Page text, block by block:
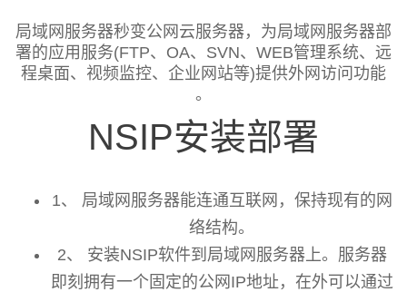
局域网服务器秒变公网云服务器，为局域网服务器部
署的应用服务(FTP、OA、SVN、WEB管理系统、远
程桌面、视频监控、企业网站等)提供外网访问功能
。
NSIP安装部署
1、 局域网服务器能连通互联网，保持现有的网
络结构。
2、 安装NSIP软件到局域网服务器上。服务器
即刻拥有一个固定的公网IP地址，在外可以通过